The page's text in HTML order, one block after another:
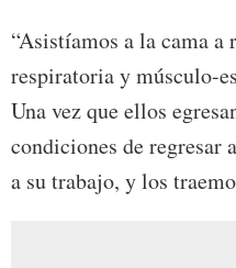
“Asistíamos a la cama
respiratoria y músculo-
Una vez que ellos
condiciones de regresar
a su trabajo, y los